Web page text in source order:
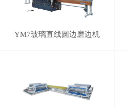
YM7玻璃直线圆边磨边机